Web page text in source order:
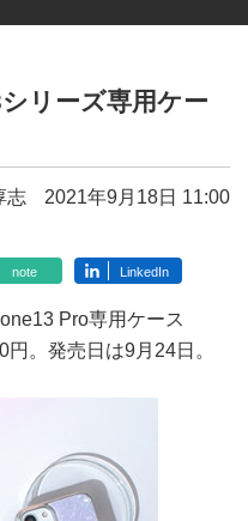
リーズ専用ケー
志 2021年9月18日 11:00
note LinkedIn
Pro専用ケース
。発売日は9月24日。